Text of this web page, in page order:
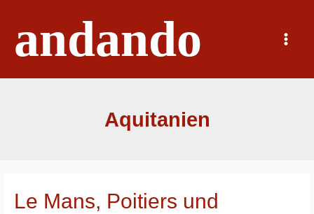
springenandando
Main
Menu
Aquitanien
Le Mans, Poitiers und